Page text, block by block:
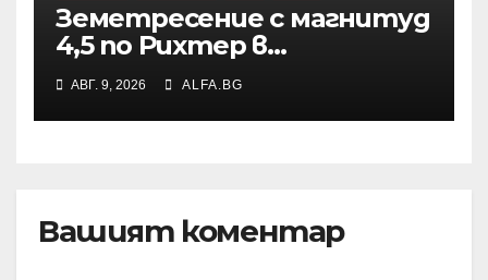
Земетресение с магнитуд
4,5 по Рихтер в
Югоизточна Турция; няма
данни за пострадали и
разрушения
АВГ. 9, 2026 ALFA.BG
Вашият коментар